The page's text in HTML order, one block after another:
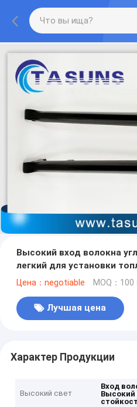
Высокий вход волокна
легкий для установки
повышений
Цена：negotiable MOQ：
Лучшая цена
Характер Продукции
Высокий свет
Вход
Высокий